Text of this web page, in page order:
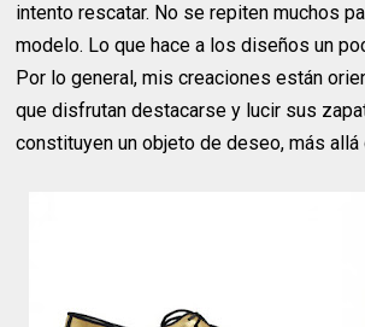
intento rescatar. No se repiten muchos
modelo. Lo que hace a los diseños un
Por lo general, mis creaciones están
que disfrutan destacarse y lucir sus
constituyen un objeto de deseo, más allá